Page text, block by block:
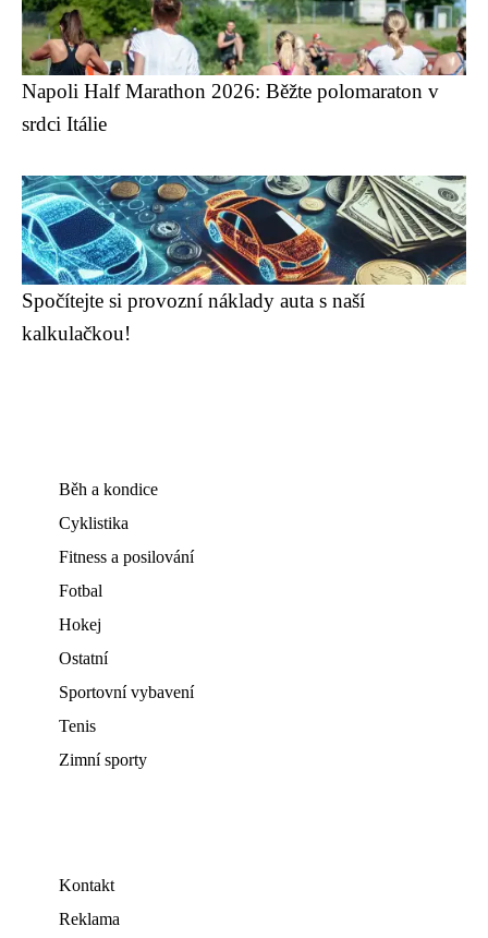
Napoli Half Marathon 2026: Běžte polomaraton v
srdci Itálie
Spočítejte si provozní náklady auta s naší
kalkulačkou!
Běh a kondice
Cyklistika
Fitness a posilování
Fotbal
Hokej
Ostatní
Sportovní vybavení
Tenis
Zimní sporty
Kontakt
Reklama